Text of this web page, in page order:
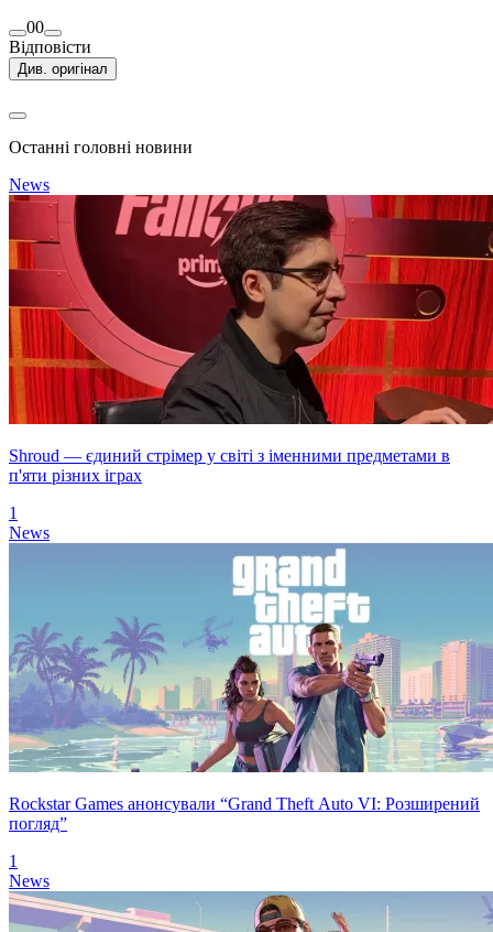
00
Відповісти
Див. оригінал
Останні головні новини
News
Shroud — єдиний стрімер у світі з іменними предметами в
п'яти різних іграх
1
News
Rockstar Games анонсували “Grand Theft Auto VI: Розширений
погляд”
1
News